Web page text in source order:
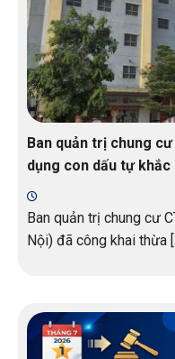
Ban quản trị chung
dụng con dấu tự khắc
Ban quản trị chung cư
Nội) đã công khai thừa